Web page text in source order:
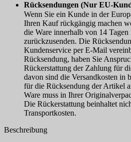
Rücksendungen (Nur EU-
Wenn Sie ein Kunde in der
Ihren Kauf rückgängig machen
die Ware innerhalb von 14 Tagen
zurückzusenden. Die
Kundenservice per E-Mail
Rücksendung, haben Sie
Rückerstattung der Zahlung für
davon sind die Versandkosten in
für die Rücksendung der Artikel
Ware muss in Ihrer
Die Rückerstattung beinhaltet
Transportkosten.
Beschreibung